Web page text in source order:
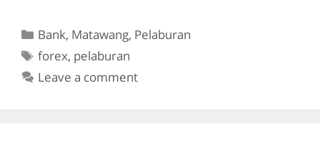
Categories
Bank, Matawang, Pelaburan
Tags
forex, pelaburan
Leave a comment